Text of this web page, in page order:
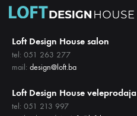
Loft Design House salon
tel: 051 263 277
mail: design@loft.ba
Loft Design House veleprodaja
tel: 051 213 997